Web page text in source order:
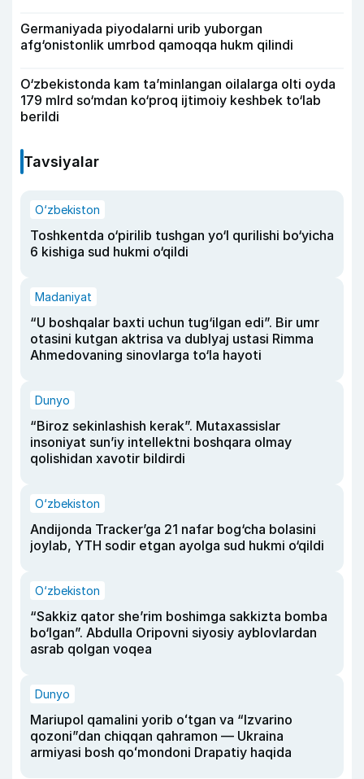
Germaniyada piyodalarni urib yuborgan
afg‘onistonlik umrbod qamoqqa hukm qilindi
O‘zbekistonda kam ta’minlangan oilalarga olti oyda
179 mlrd so‘mdan ko‘proq ijtimoiy keshbek to‘lab
berildi
Tavsiyalar
O‘zbekiston
Toshkentda o‘pirilib tushgan yo‘l qurilishi bo‘yicha
6 kishiga sud hukmi o‘qildi
Madaniyat
“U boshqalar baxti uchun tug‘ilgan edi”. Bir umr
otasini kutgan aktrisa va dublyaj ustasi Rimma
Ahmedovaning sinovlarga to‘la hayoti
Dunyo
“Biroz sekinlashish kerak”. Mutaxassislar
insoniyat sun’iy intellektni boshqara olmay
qolishidan xavotir bildirdi
O‘zbekiston
Andijonda Tracker’ga 21 nafar bog‘cha bolasini
joylab, YTH sodir etgan ayolga sud hukmi o‘qildi
O‘zbekiston
“Sakkiz qator she’rim boshimga sakkizta bomba
bo‘lgan”. Abdulla Oripovni siyosiy ayblovlardan
asrab qolgan voqea
Dunyo
Mariupol qamalini yorib oʻtgan va “Izvarino
qozoni”dan chiqqan qahramon — Ukraina
armiyasi bosh qoʻmondoni Drapatiy haqida